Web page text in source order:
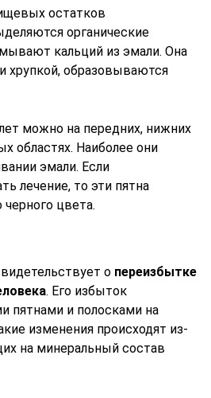
остатков
органические
кальций из эмали. Она
хрупкой, образовываются
можно на передних, нижних
областях. Наиболее они
эмали. Если
лечение, то эти пятна
цвета.
о переизбытке
. Его избыток
пятнами и полосками на
изменения происходят из-
на минеральный состав